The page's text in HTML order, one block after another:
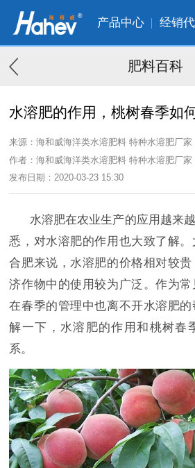
产品中心 经销
肥料百科
水溶肥的作用，桃树春季如
来源：海和威海洋类水溶肥料 特种水溶肥厂家
作者：海和威海洋类水溶肥料 特种水溶肥厂家
发布日期：2020-03-23 15:30
水溶肥在农业生产的应用越来越
悉，对水溶肥的作用也大致了解
合肥来说，水溶肥的价格相对较
济作物中的使用较为广泛。作为
在春季的管理中也离不开水溶肥
解一下，水溶肥的作用和桃树春
系。